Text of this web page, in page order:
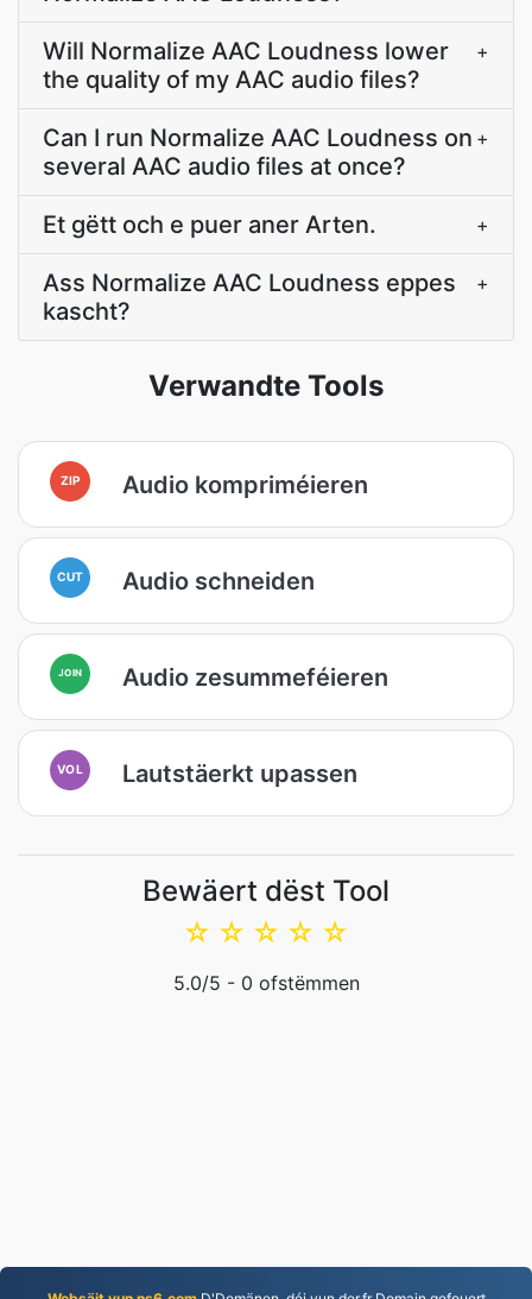
Will Normalize AAC Loudness lower
the quality of my AAC audio files?
+
Can I run Normalize AAC Loudness on
several AAC audio files at once?
+
Et gëtt och e puer aner Arten. +
Ass Normalize AAC Loudness eppes
kascht?
+
Verwandte Tools
ZIP Audio kompriméieren
CUT Audio schneiden
JOIN Audio zesummeféieren
VOL Lautstäerkt upassen
Bewäert dëst Tool
☆
☆
☆
☆
☆
5.0/5 - 0 ofstëmmen